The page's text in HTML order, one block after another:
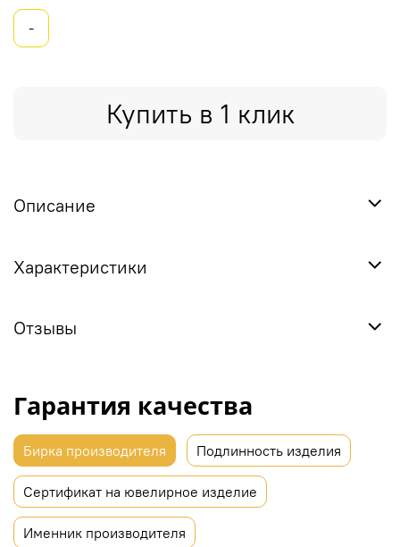
Купить в 1 клик
-
Описание
Характеристики
Отзывы
Гарантия качества
Бирка производителя Подлинность изделия
Сертификат на ювелирное изделие
Именник производителя